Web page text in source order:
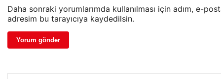
Daha sonraki yorumlarımda kullanılması için adım, e-
adresim bu tarayıcıya kaydedilsin.